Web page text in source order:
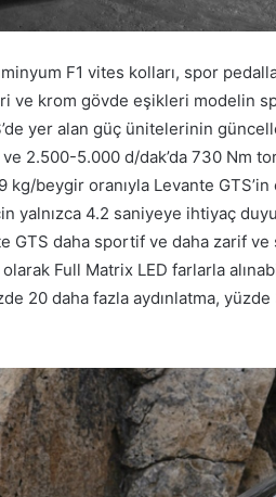
F1 vites kolları, spor
ve krom gövde eşikleri modelin
yer alan güç ünitelerinin
2.500-5.000 d/dak’da 730 Nm
beygir oranıyla Levante GTS’in
yalnızca 4.2 saniyeye ihtiyaç
GTS daha sportif ve daha zarif
Full Matrix LED farlarla
20 daha fazla aydınlatma,